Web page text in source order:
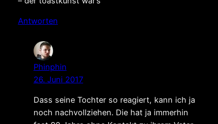
Antworten
Phinphin
26. Juni 2017
Dass seine Tochter so reagiert, kann ich ja
noch nachvollziehen. Die hat ja immerhin